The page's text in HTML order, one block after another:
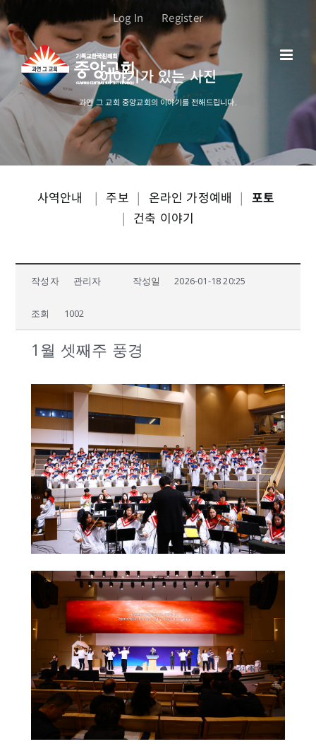
텐
츠
뛰
Log In Register
이야기가 있는 사진
과연 그 교회 중앙교회의 이야기를 전해드립니다.
사역안내 | 주보 | 온라인 가정예배 | 포토
| 건축 이야기
작성자 관리자 작성일 2026-01-18 20:25
조회 1002
1월 셋째주 풍경